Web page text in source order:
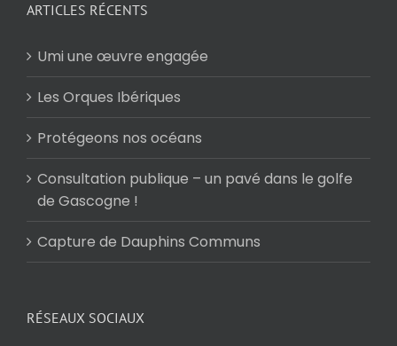
ARTICLES RÉCENTS
Umi une œuvre engagée
Les Orques Ibériques
Protégeons nos océans
Consultation publique – un pavé dans le golfe
de Gascogne !
Capture de Dauphins Communs
RÉSEAUX SOCIAUX